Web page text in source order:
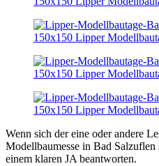
Wenn sich der eine oder andere
Modellbaumesse in Bad
einem klaren JA beantworten.